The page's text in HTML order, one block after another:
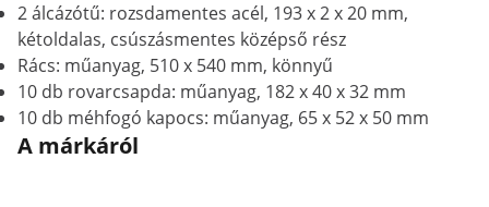
2 álcázótű: rozsdamentes acél, 193 x 2 x 20 mm,
kétoldalas, csúszásmentes középső rész
Rács: műanyag, 510 x 540 mm, könnyű
10 db rovarcsapda: műanyag, 182 x 40 x 32 mm
10 db méhfogó kapocs: műanyag, 65 x 52 x 50 mm
A márkáról